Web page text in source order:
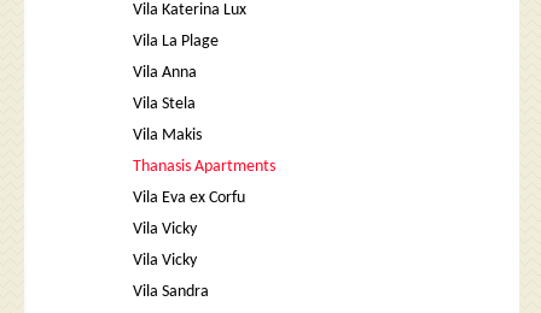
Vila Katerina Lux
Vila La Plage
Vila Anna
Vila Stela
Vila Makis
Thanasis Apartments
Vila Eva ex Corfu
Vila Vicky
Vila Vicky
Vila Sandra